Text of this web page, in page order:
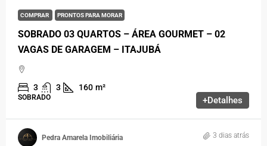
COMPRAR PRONTOS PARA MORAR
SOBRADO 03 QUARTOS – ÁREA GOURMET – 02
VAGAS DE GARAGEM – ITAJUBÁ
3 3 160 m²
SOBRADO +Detalhes
Pedra Amarela Imobiliária 3 dias atrás